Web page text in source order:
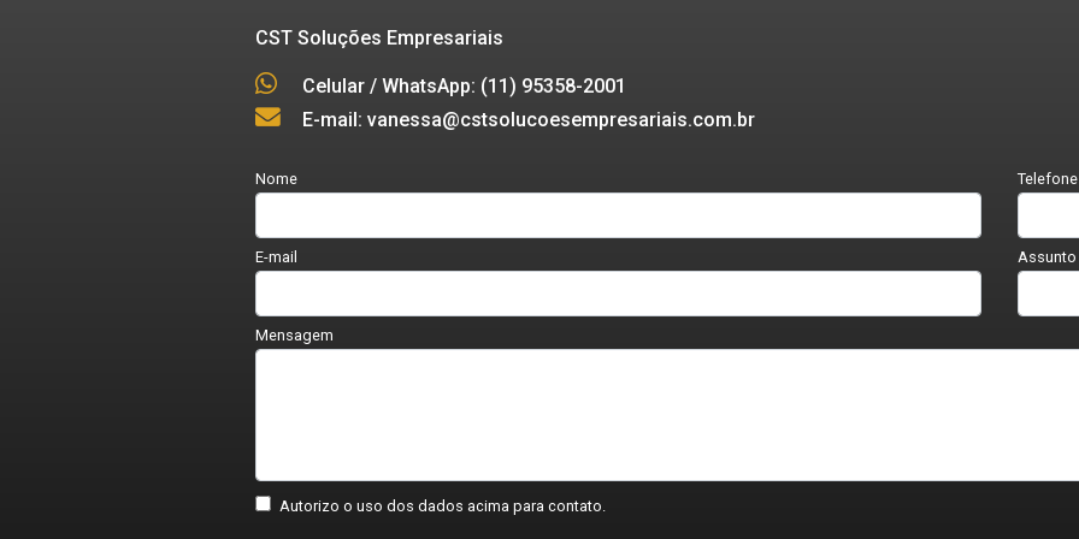
CST Soluções Empresariais
Celular / WhatsApp: (11) 95358-2001
E-mail: vanessa@cstsolucoesempresariais.com.br
Nome Telefone
E-mail Assunto
Mensagem
Autorizo o uso dos dados acima para contato.